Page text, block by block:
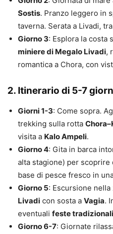
Sostis. Pranzo leggero in
taverna. Serata a Livadi,
Giorno 3: Esplora la costa
miniere di Megalo Livadi,
romantica a Chora, con
2. Itinerario di 5-7
Giorni 1-3: Come sopra.
trekking sulla rotta
visita a Kalo Ampeli.
Giorno 4: Gita in barca
alta stagione) per scoprire
base di pesce fresco in
Giorno 5: Escursione
Livadi con sosta a Vagia.
eventuali feste tradizionali
Giorno 6-7: Giornate